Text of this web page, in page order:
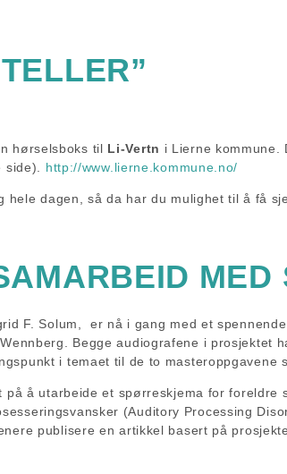
hørselsboks til Li-Vertn i Lierne kommune.
side). http://www.lierne.kommune.no/
dagen, så da har du mulighet til å få
MED
F. Solum, er nå i gang med et
Begge audiografene i prosjektet
i temaet til de to masteroppgavene
å utarbeide et spørreskjema for foreldre
(Auditory Processing
publisere en artikkel basert på